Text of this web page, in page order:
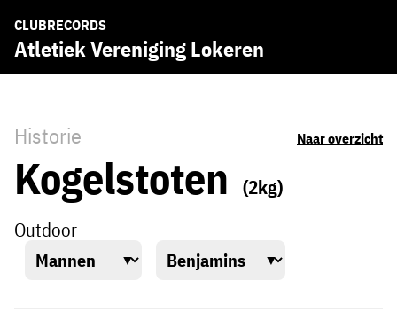
CLUBRECORDS
Atletiek Vereniging Lokeren
Historie Naar overzicht
Kogelstoten
(2kg)
Outdoor